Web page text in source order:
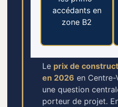
accédants en
zone B2
Le prix de
en 2026 en Centre-
une question
porteur de projet.